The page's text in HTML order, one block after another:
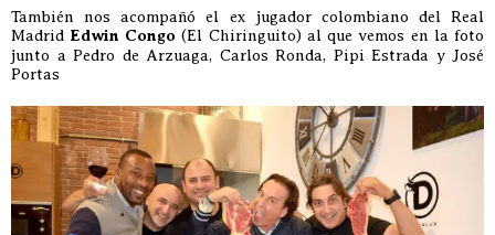
También nos acompañó el ex jugador colombiano del Real
Madrid Edwin Congo (El Chiringuito) al que vemos en la foto
junto a Pedro de Arzuaga, Carlos Ronda, Pipi Estrada y José
Portas